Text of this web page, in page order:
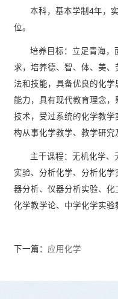
本科，基本学制4年，
位。
培养目标：立足青海，
求，培养德、智、体、美
法和技能，具备优良的化
能力，具有现代教育理念
技术，受过系统的化学教
构从事化学教学、教学研究
主干课程：无机化学、
实验、分析化学、分析化
器分析、仪器分析实验、化
化学教学论、中学化学实验
下一篇： 应用化学